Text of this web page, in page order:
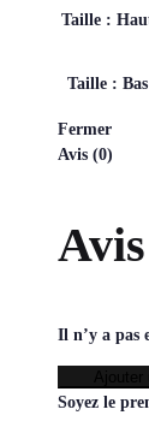
Taille :
Taille : Bas
Fermer
Avis (0)
Avis
Il n’y a pas
Soyez le